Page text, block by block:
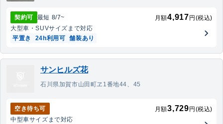
契約可 最短 8/7~ 月額4,917 円(税込)
大型車・SUVサイズまで対応
平置き
24h利用可 舗装あり
サンヒルズ花
石川県加賀市山田町ヱ1番地44、45
空き待ち可 月額3,729 円(税込)
中型車サイズまで対応